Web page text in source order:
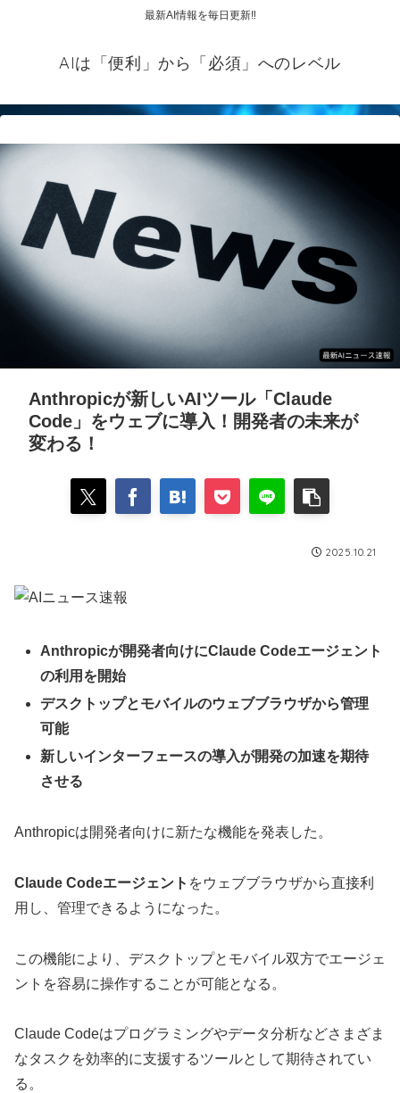
最新AI情報を毎日更新‼
AIは「便利」から「必須」へのレベル
Anthropicが新しいAIツール「Claude
Code」をウェブに導入！開発者の未来が
変わる！
2025.10.21
Anthropicが開発者向けにClaude Codeエージェント
の利用を開始
デスクトップとモバイルのウェブブラウザから管理
可能
新しいインターフェースの導入が開発の加速を期待
させる
Anthropicは開発者向けに新たな機能を発表した。
Claude Codeエージェント をウェブブラウザから直接利
用し、管理できるようになった。
この機能により、デスクトップとモバイル双方でエージェ
ントを容易に操作することが可能となる。
Claude Codeはプログラミングやデータ分析などさまざま
なタスクを効率的に支援するツールとして期待されてい
る。